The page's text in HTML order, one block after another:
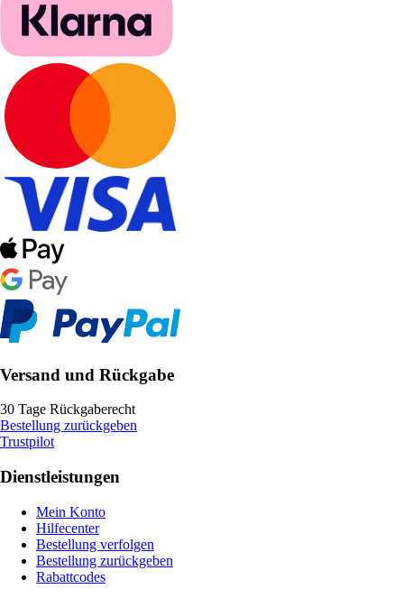
Versand und Rückgabe
30 Tage Rückgaberecht
Bestellung zurückgeben
Trustpilot
Dienstleistungen
Mein Konto
Hilfecenter
Bestellung verfolgen
Bestellung zurückgeben
Rabattcodes